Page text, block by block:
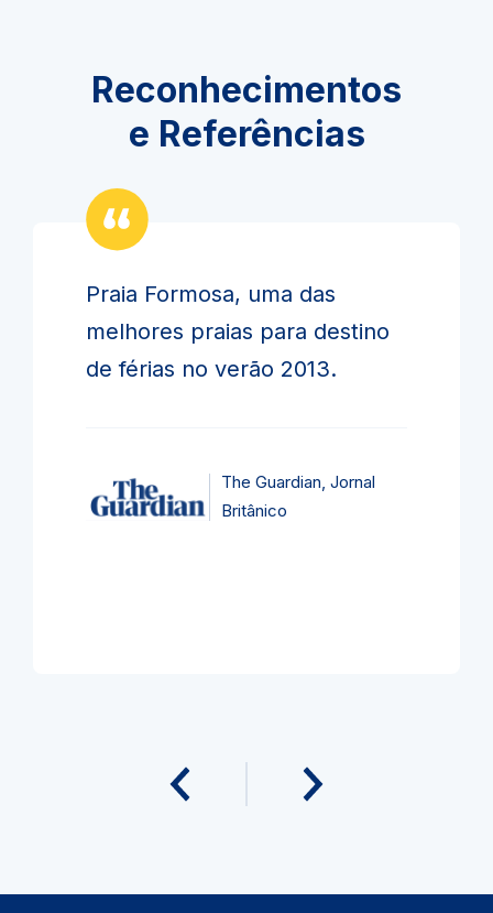
Reconhecimentos
e Referências
Praia Formosa, uma das
melhores praias para destino
de férias no verão 2013.
The Guardian, Jornal
Britânico